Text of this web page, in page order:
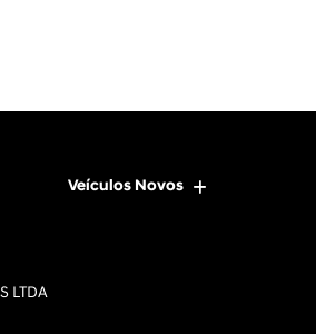
Veículos Novos
LTDA